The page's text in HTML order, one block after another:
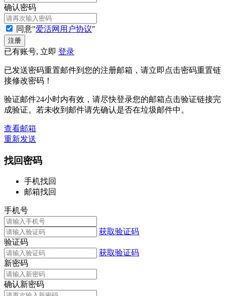
确认密码
同意"爱活网用户协议"
已有账号, 立即 登录
已发送密码重置邮件到您的注册邮箱，请立即点击密码重置链
接修改密码！
验证邮件24小时内有效，请尽快登录您的邮箱点击验证链接完
成验证。若未收到邮件请先确认是否在垃圾邮件中。
查看邮箱
重新发送
找回密码
手机找回
邮箱找回
手机号
获取验证码
验证码
获取验证码
新密码
确认新密码